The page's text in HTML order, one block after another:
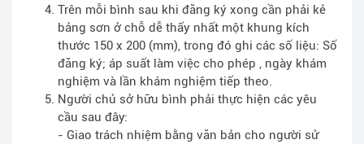
Trên mỗi bình sau khi đăng ký xong cần phải kẻ
bảng sơn ở chỗ dễ thấy nhất một khung kích
thước 150 x 200 (mm), trong đó ghi các số liệu: Số
đăng ký; áp suất làm việc cho phép , ngày khám
nghiệm và lần khám nghiệm tiếp theo.
Người chủ sở hữu bình phải thực hiện các yêu
cầu sau đây:
- Giao trách nhiệm bằng văn bản cho người sử